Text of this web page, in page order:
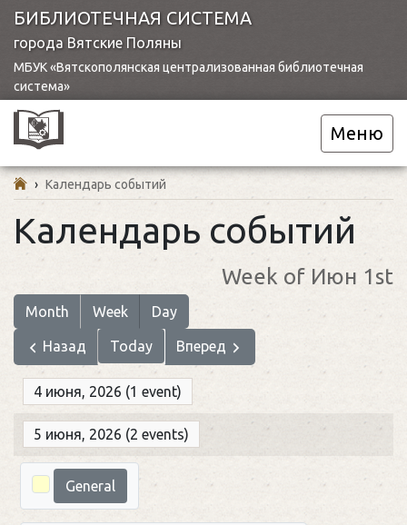
БИБЛИОТЕЧНАЯ СИСТЕМА
города Вятские Поляны
МБУК «Вятскополянская централизованная библиотечная
система»
Меню
› Календарь событий
Календарь событий
Week of Июн 1st
Month Week Day
Назад Today Вперед
4 июня, 2026 (1 event)
5 июня, 2026 (2 events)
Categories
General